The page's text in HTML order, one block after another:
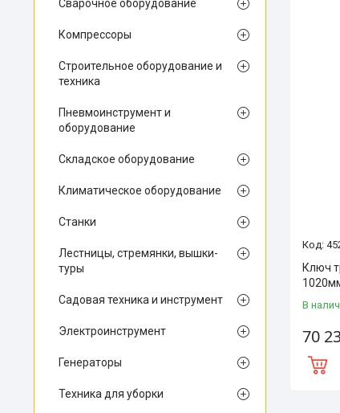
Ключ
В
70
Сварочное оборудование
Компрессоры
Строительное оборудование и
техника
Пневмоинструмент и
оборудование
Складское оборудование
Климатическое оборудование
Станки
Лестницы, стремянки, вышки-
туры
Садовая техника и инструмент
Электроинструмент
Генераторы
Техника для уборки